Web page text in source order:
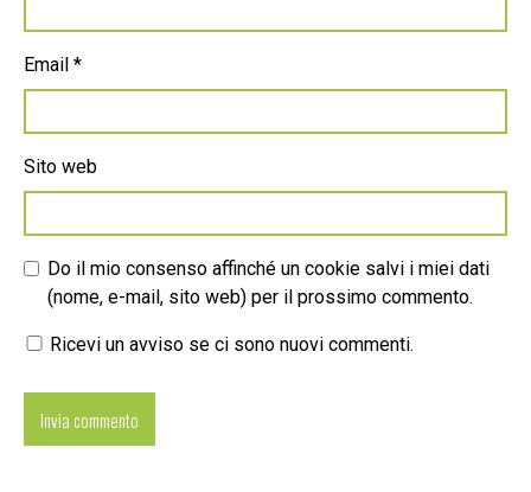
Email *
Sito web
Do il mio consenso affinché un cookie salvi i miei dati
(nome, e-mail, sito web) per il prossimo commento.
Ricevi un avviso se ci sono nuovi commenti.